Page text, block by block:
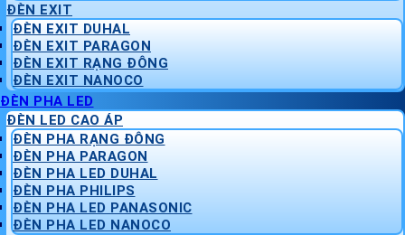
ĐÈN EXIT
ĐÈN EXIT DUHAL
ĐÈN EXIT PARAGON
ĐÈN EXIT RẠNG ĐÔNG
ĐÈN EXIT NANOCO
ĐÈN PHA LED
ĐÈN LED CAO ÁP
ĐÈN PHA RẠNG ĐÔNG
ĐÈN PHA PARAGON
ĐÈN PHA LED DUHAL
ĐÈN PHA PHILIPS
ĐÈN PHA LED PANASONIC
ĐÈN PHA LED NANOCO